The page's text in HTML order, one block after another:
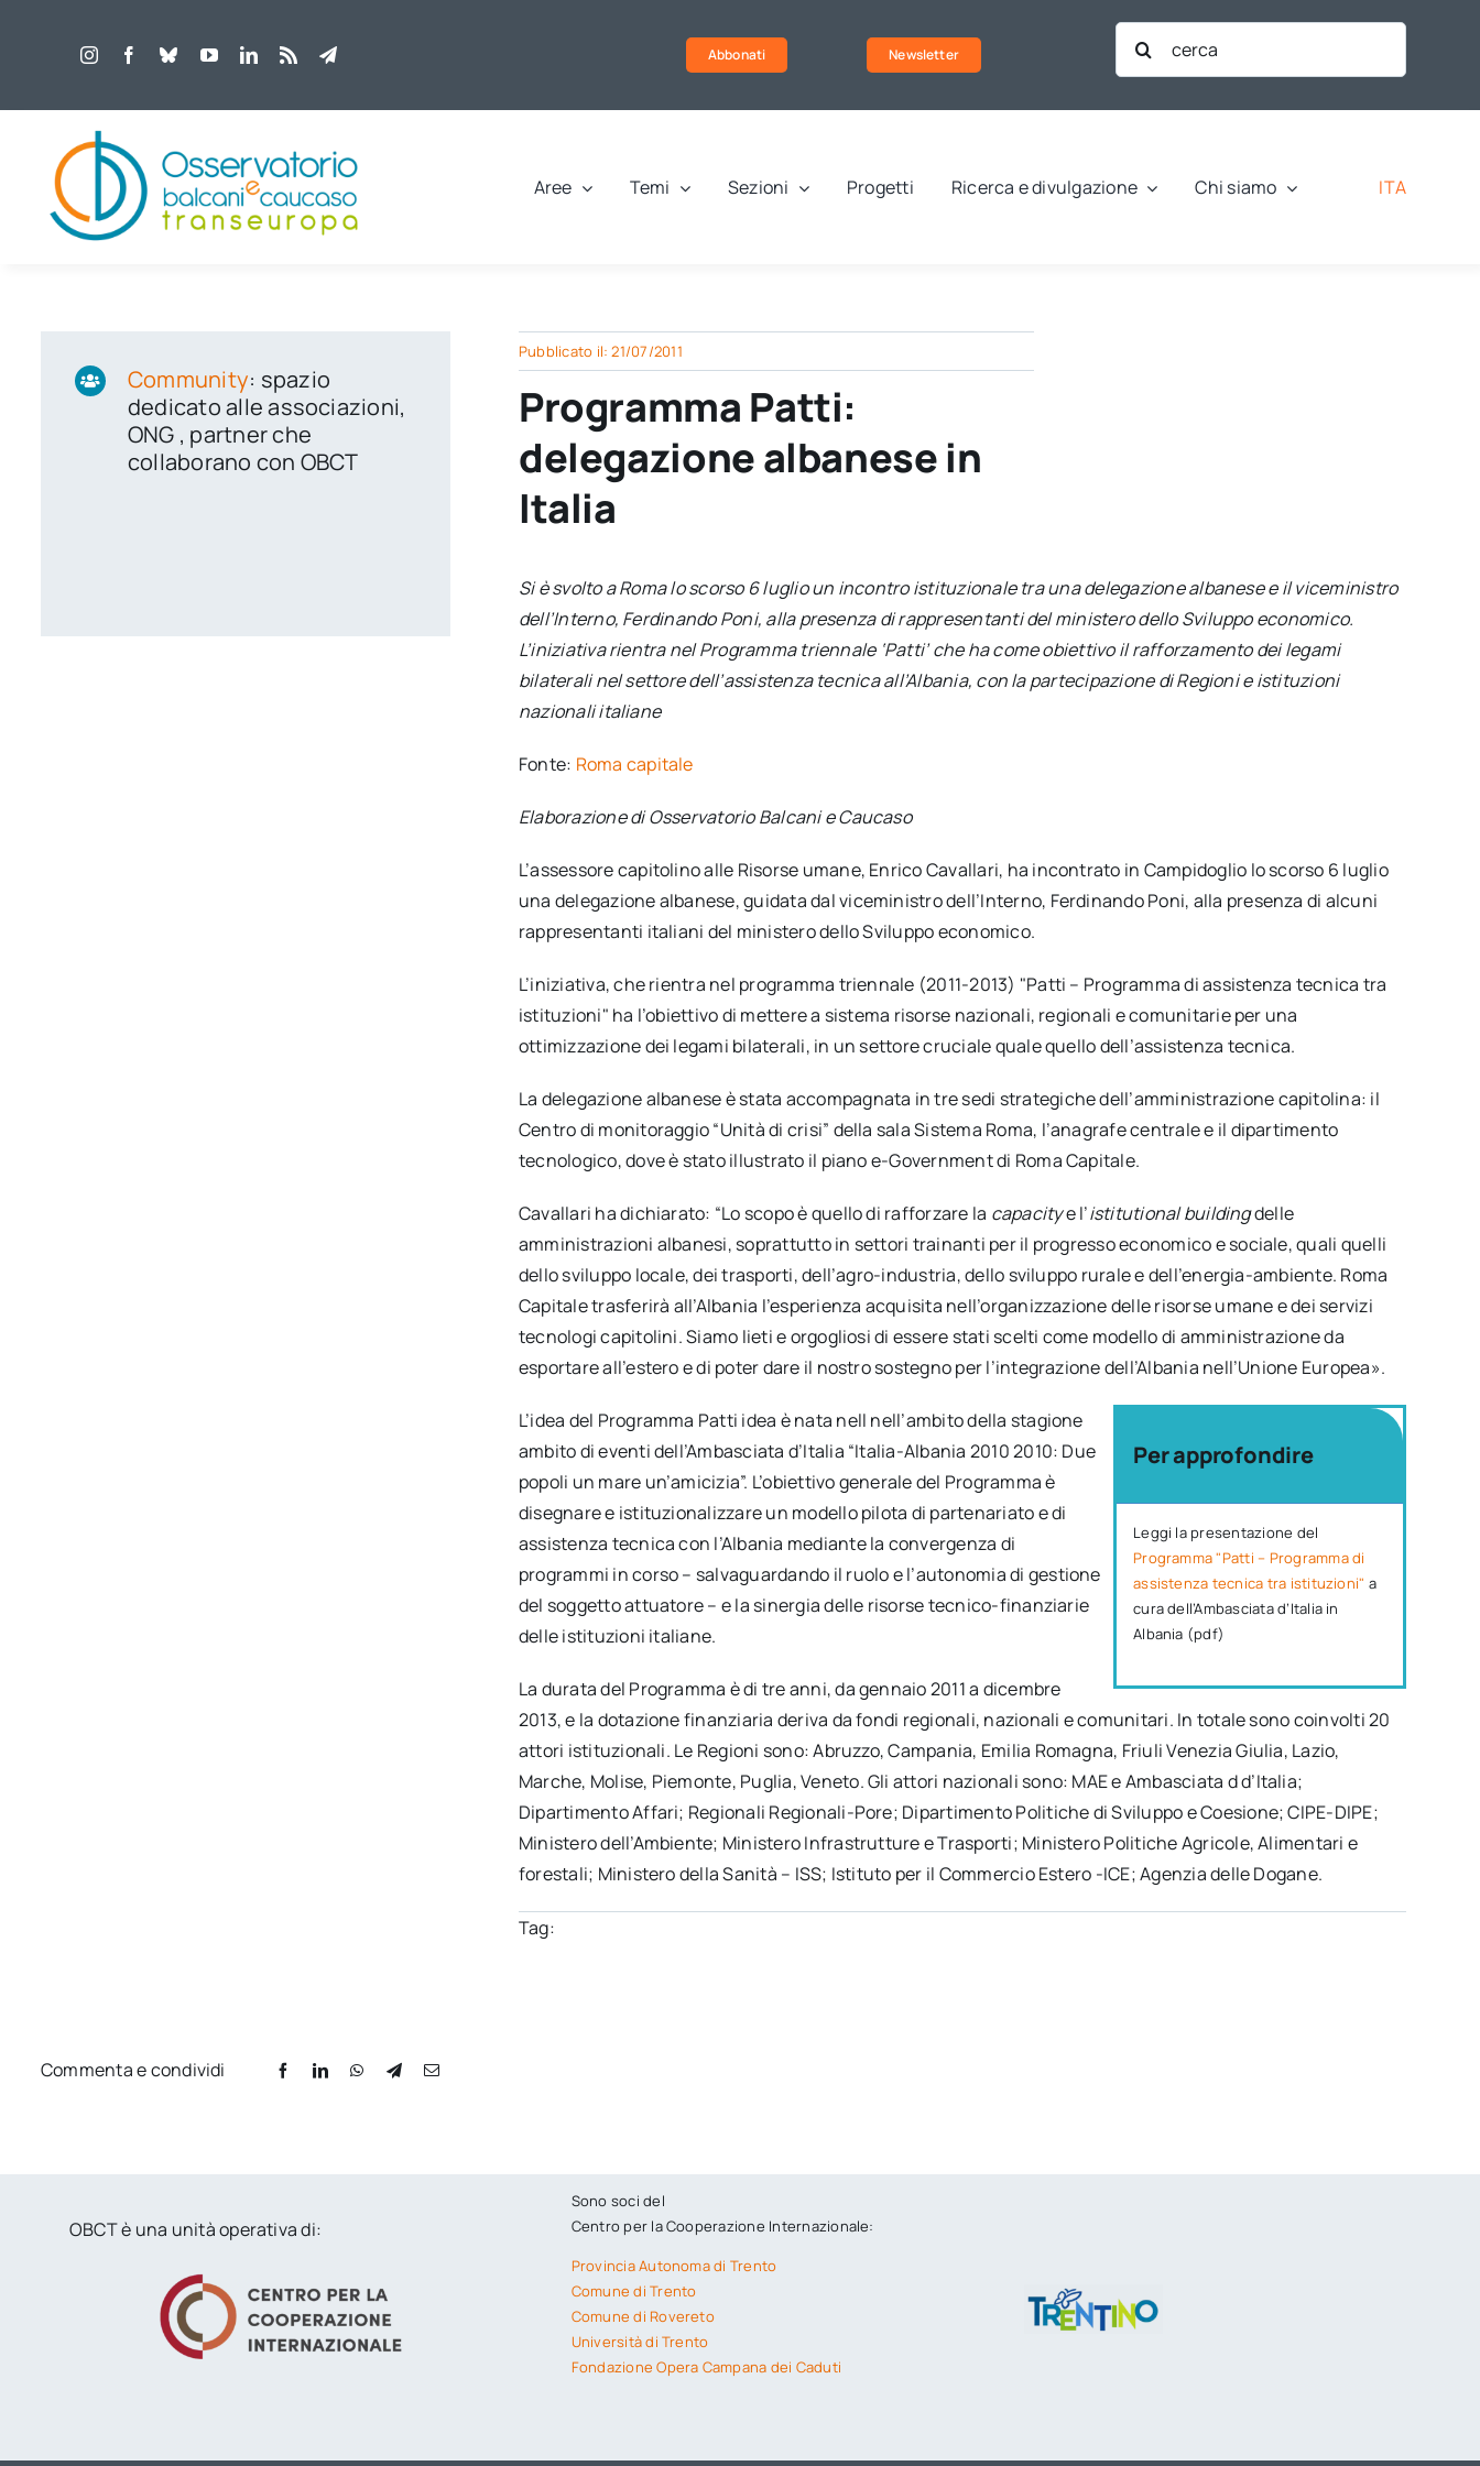
Abbonati Newsletter
Cerca
per:
Aree Temi Sezioni Progetti Ricerca e divulgazione Chi siamo ITA
Community: spazio
dedicato alle associazioni,
ONG , partner che
collaborano con OBCT
Pubblicato il: 21/07/2011
Programma Patti:
delegazione albanese in
Italia
Si è svolto a Roma lo scorso 6 luglio un incontro istituzionale tra una delegazione albanese e il viceministro
dell’Interno, Ferdinando Poni, alla presenza di rappresentanti del ministero dello Sviluppo economico.
L’iniziativa rientra nel Programma triennale ‘Patti’ che ha come obiettivo il rafforzamento dei legami
bilaterali nel settore dell’assistenza tecnica all’Albania, con la partecipazione di Regioni e istituzioni
nazionali italiane
Fonte: Roma capitale
Elaborazione di Osservatorio Balcani e Caucaso
L’assessore capitolino alle Risorse umane, Enrico Cavallari, ha incontrato in Campidoglio lo scorso 6 luglio
una delegazione albanese, guidata dal viceministro dell’Interno, Ferdinando Poni, alla presenza di alcuni
rappresentanti italiani del ministero dello Sviluppo economico.
L’iniziativa, che rientra nel programma triennale (2011-2013) "Patti – Programma di assistenza tecnica tra
istituzioni" ha l’obiettivo di mettere a sistema risorse nazionali, regionali e comunitarie per una
ottimizzazione dei legami bilaterali, in un settore cruciale quale quello dell’assistenza tecnica.
La delegazione albanese è stata accompagnata in tre sedi strategiche dell’amministrazione capitolina: il
Centro di monitoraggio “Unità di crisi” della sala Sistema Roma, l’anagrafe centrale e il dipartimento
tecnologico, dove è stato illustrato il piano e-Government di Roma Capitale.
Cavallari ha dichiarato: “Lo scopo è quello di rafforzare la capacitye l’istitutional buildingdelle
amministrazioni albanesi, soprattutto in settori trainanti per il progresso economico e sociale, quali quelli
dello sviluppo locale, dei trasporti, dell’agro-industria, dello sviluppo rurale e dell’energia-ambiente. Roma
Capitale trasferirà all’Albania l’esperienza acquisita nell’organizzazione delle risorse umane e dei servizi
tecnologi capitolini. Siamo lieti e orgogliosi di essere stati scelti come modello di amministrazione da
esportare all’estero e di poter dare il nostro sostegno per l’integrazione dell’Albania nell’Unione Europea».
Per approfondire
Leggi la presentazione del
Programma "Patti – Programma di
assistenza tecnica tra istituzioni" a
cura dell’Ambasciata d’Italia in
Albania (pdf)
L’idea del Programma Patti idea è nata nell nell’ambito della stagione
ambito di eventi dell’Ambasciata d’Italia “Italia-Albania 2010 2010: Due
popoli un mare un’amicizia”. L’obiettivo generale del Programma è
disegnare e istituzionalizzare un modello pilota di partenariato e di
assistenza tecnica con l’Albania mediante la convergenza di
programmi in corso – salvaguardando il ruolo e l’autonomia di gestione
del soggetto attuatore – e la sinergia delle risorse tecnico-finanziarie
delle istituzioni italiane.
La durata del Programma è di tre anni, da gennaio 2011 a dicembre
2013, e la dotazione finanziaria deriva da fondi regionali, nazionali e comunitari. In totale sono coinvolti 20
attori istituzionali. Le Regioni sono: Abruzzo, Campania, Emilia Romagna, Friuli Venezia Giulia, Lazio,
Marche, Molise, Piemonte, Puglia, Veneto. Gli attori nazionali sono: MAE e Ambasciata d d’Italia;
Dipartimento Affari; Regionali Regionali-Pore; Dipartimento Politiche di Sviluppo e Coesione; CIPE-DIPE;
Ministero dell’Ambiente; Ministero Infrastrutture e Trasporti; Ministero Politiche Agricole, Alimentari e
forestali; Ministero della Sanità – ISS; Istituto per il Commercio Estero -ICE; Agenzia delle Dogane.
Tag:
Commenta e condividi
OBCT è una unità operativa di:
Sono soci del
Centro per la Cooperazione Internazionale:
Provincia Autonoma di Trento
Comune di Trento
Comune di Rovereto
Università di Trento
Fondazione Opera Campana dei Caduti